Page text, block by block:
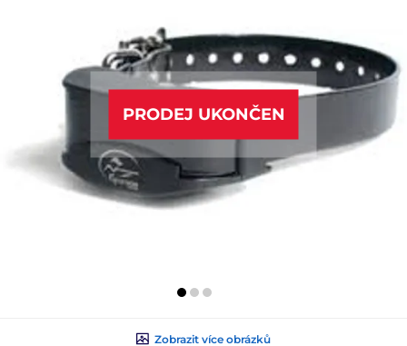
PRODEJ UKONČEN
Zobrazit více obrázků